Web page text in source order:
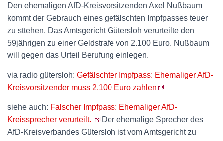
Den ehemaligen AfD-Kreisvorsitzenden Axel Nußbaum
kommt der Gebrauch eines gefälschten Impfpasses teuer
zu sttehen. Das Amtsgericht Gütersloh verurteilte den
59jährigen zu einer Geldstrafe von 2.100 Euro. Nußbaum
will gegen das Urteil Berufung einlegen.
via radio gütersloh: Gefälschter Impfpass: Ehemaliger AfD-
Kreisvorsitzender muss 2.100 Euro zahlen
siehe auch: Falscher Impfpass: Ehemaliger AfD-
Kreissprecher verurteilt.
Der ehemalige Sprecher des
AfD-Kreisverbandes Gütersloh ist vom Amtsgericht zu